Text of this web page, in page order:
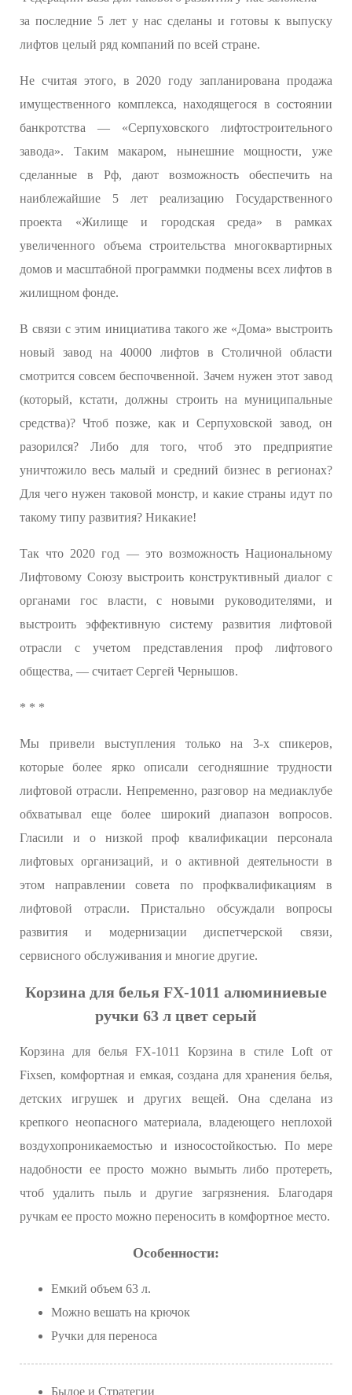
за последние 5 лет у нас сделаны и готовы к выпуску
лифтов целый ряд компаний по всей стране.
Не считая этого, в 2020 году запланирована продажа
имущественного комплекса, находящегося в состоянии
банкротства — «Серпуховского лифтостроительного
завода». Таким макаром, нынешние мощности, уже
сделанные в Рф, дают возможность обеспечить на
наиблежайшие 5 лет реализацию Государственного
проекта «Жилище и городская среда» в рамках
увеличенного объема строительства многоквартирных
домов и масштабной программки подмены всех лифтов в
жилищном фонде.
В связи с этим инициатива такого же «Дома» выстроить
новый завод на 40000 лифтов в Столичной области
смотрится совсем беспочвенной. Зачем нужен этот завод
(который, кстати, должны строить на муниципальные
средства)? Чтоб позже, как и Серпуховской завод, он
разорился? Либо для того, чтоб это предприятие
уничтожило весь малый и средний бизнес в регионах?
Для чего нужен таковой монстр, и какие страны идут по
такому типу развития? Никакие!
Так что 2020 год — это возможность Национальному
Лифтовому Союзу выстроить конструктивный диалог с
органами гос власти, с новыми руководителями, и
выстроить эффективную систему развития лифтовой
отрасли с учетом представления проф лифтового
общества, — считает Сергей Чернышов.
* * *
Мы привели выступления только на 3-х спикеров,
которые более ярко описали сегодняшние трудности
лифтовой отрасли. Непременно, разговор на медиаклубе
обхватывал еще более широкий диапазон вопросов.
Гласили и о низкой проф квалификации персонала
лифтовых организаций, и о активной деятельности в
этом направлении совета по профквалификациям в
лифтовой отрасли. Пристально обсуждали вопросы
развития и модернизации диспетчерской связи,
сервисного обслуживания и многие другие.
Корзина для белья FX-1011 алюминиевые
ручки 63 л цвет серый
Корзина для белья FX-1011 Корзина в стиле Loft от
Fixsen, комфортная и емкая, создана для хранения белья,
детских игрушек и других вещей. Она сделана из
крепкого неопасного материала, владеющего неплохой
воздухопроникаемостью и износостойкостью. По мере
надобности ее просто можно вымыть либо протереть,
чтоб удалить пыль и другие загрязнения. Благодаря
ручкам ее просто можно переносить в комфортное место.
Особенности:
Емкий объем 63 л.
Можно вешать на крючок
Ручки для переноса
Былое и Стратегии